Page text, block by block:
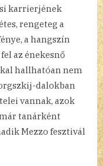
karrierjének
rengeteg a
a hangszín
az énekesnő
hallhatóan nem
dalokban
vannak, azok
tanárként
Mezzo fesztivál